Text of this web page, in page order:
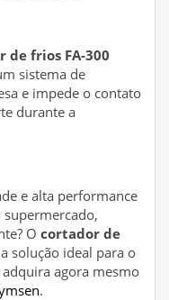
de frios FA-300
sistema de
e impede o contato
durante a
e alta performance
O cortador de
solução ideal para o
agora mesmo
.